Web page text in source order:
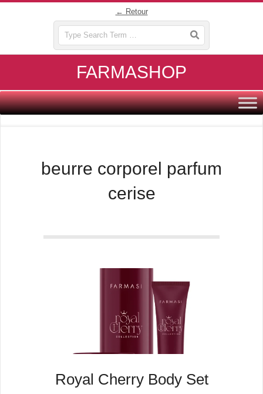
← Retour
FARMASHOP
Primary
Navigation
beurre corporel parfum
cerise
Royal Cherry Body Set